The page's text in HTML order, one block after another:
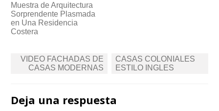
Muestra de Arquitectura
Sorprendente Plasmada
en Una Residencia
Costera
Navegación
VIDEO FACHADAS DE
CASAS MODERNAS
CASAS COLONIALES
ESTILO INGLES
Deja una respuesta